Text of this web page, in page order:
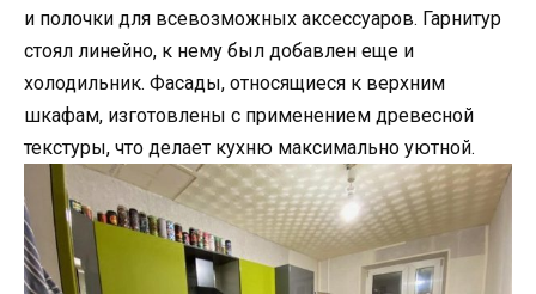
и полочки для всевозможных аксессуаров. Гарнитур
стоял линейно, к нему был добавлен еще и
холодильник. Фасады, относящиеся к верхним
шкафам, изготовлены с применением древесной
текстуры, что делает кухню максимально уютной.